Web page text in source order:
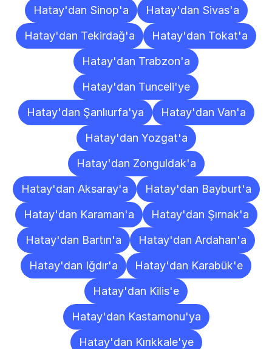
Hatay'dan Sinop'a
Hatay'dan Sivas'a
Hatay'dan Tekirdağ'a
Hatay'dan Tokat'a
Hatay'dan Trabzon'a
Hatay'dan Tunceli'ye
Hatay'dan Şanlıurfa'ya
Hatay'dan Van'a
Hatay'dan Yozgat'a
Hatay'dan Zonguldak'a
Hatay'dan Aksaray'a
Hatay'dan Bayburt'a
Hatay'dan Karaman'a
Hatay'dan Şırnak'a
Hatay'dan Bartın'a
Hatay'dan Ardahan'a
Hatay'dan Iğdır'a
Hatay'dan Karabük'e
Hatay'dan Kilis'e
Hatay'dan Kastamonu'ya
Hatay'dan Kırıkkale'ye